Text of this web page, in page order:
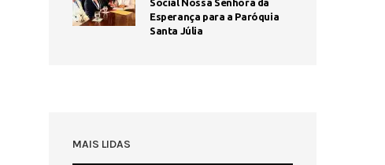
Social Nossa Senhora da
Esperança para a Paróquia
Santa Júlia
MAIS LIDAS